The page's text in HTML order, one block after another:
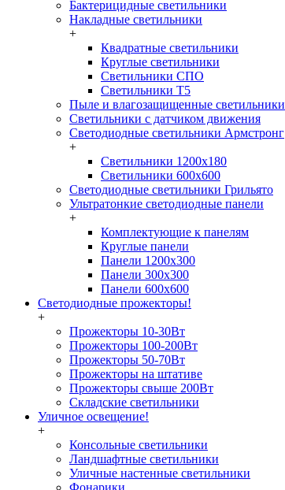
Бактерицидные светильники
Накладные светильники
+
Квадратные светильники
Круглые светильники
Светильники СПО
Светильники Т5
Пыле и влагозащищенные светильники
Светильники с датчиком движения
Светодиодные светильники Армстронг
+
Светильники 1200х180
Светильники 600х600
Светодиодные светильники Грильято
Ультратонкие светодиодные панели
+
Комплектующие к панелям
Круглые панели
Панели 1200х300
Панели 300х300
Панели 600х600
Светодиодные прожекторы!
+
Прожекторы 10-30Вт
Прожекторы 100-200Вт
Прожекторы 50-70Вт
Прожекторы на штативе
Прожекторы свыше 200Вт
Складские светильники
Уличное освещение!
+
Консольные светильники
Ландшафтные светильники
Уличные настенные светильники
Фонарики